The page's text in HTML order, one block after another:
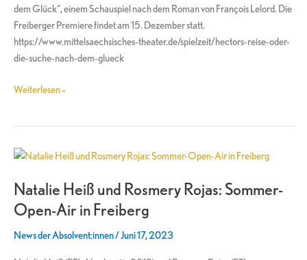
dem Glück“, einem Schauspiel nach dem Roman von François Lelord. Die
Freiberger Premiere findet am 15. Dezember statt.
https://www.mittelsaechsisches-theater.de/spielzeit/hectors-reise-oder-
die-suche-nach-dem-glueck
Weiterlesen »
Natalie Heiß und Rosmery Rojas: Sommer-
Open-Air in Freiberg
News der Absolvent:innen/Juni 17, 2023
Natalie
und
Rosmery
Rojas:
Sommer-